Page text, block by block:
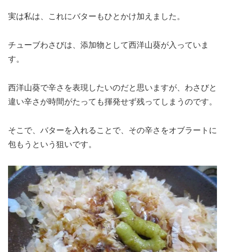
実は私は、これにバターもひとかけ加えました。
チューブわさびは、添加物として西洋山葵が入っていま
す。
西洋山葵で辛さを表現したいのだと思いますが、わさびと
違い辛さが時間がたっても揮発せず残ってしまうのです。
そこで、バターを入れることで、その辛さをオブラートに
包もうという狙いです。